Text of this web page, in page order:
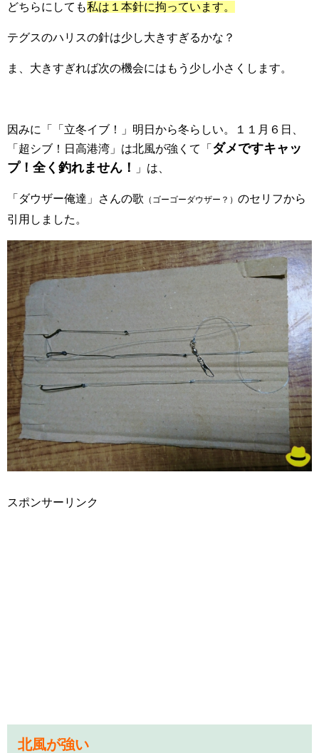
どちらにしても私は１本針に拘っています。
テグスのハリスの針は少し大きすぎるかな？
ま、大きすぎれば次の機会にはもう少し小さくします。
因みに「「立冬イブ！」明日から冬らしい。１１月６日、
「超シブ！日高港湾」は北風が強くて「 ダメですキャッ
プ！全く釣れません！
」は、
「ダウザー俺達」さんの歌 （ゴーゴーダウザー？） のセリフから
引用しました。
スポンサーリンク
北風が強い